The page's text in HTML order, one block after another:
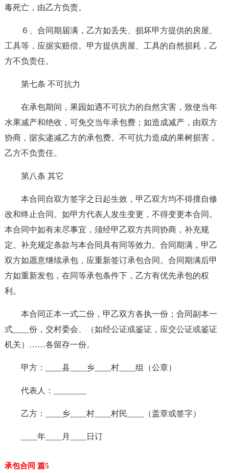
毒死亡，由乙方负责。
６、合同期届满，乙方如丢失、损坏甲方提供的房屋、
工具等，应据实赔偿。甲方提供房屋、工具的自然损耗，乙
方不负责任。
第七条 不可抗力
在承包期间，果园如遇不可抗力的自然灾害，致使当年
水果减产和绝收，可免交当年承包费；如造成减产，由双方
协商，据实递减乙方的承包费。不可抗力造成的果树损害，
乙方不负责任。
第八条 其它
本合同自双方签字之日起生效，甲乙双方均不得擅自修
改和终止合同。如甲方代表人发生变更，不得变更本合同。
本合同中如有未尽事宜，须经甲乙双方共同协商，补充规
定。补充规定条款与本合同具有同等效力。合同期满，甲乙
双方如愿意继续承包，应重新签订承包合同。合同期满后甲
方如重新发包，在同等承包条件下，乙方有优先承包的权
利。
本合同正本一式二份，甲乙双方各执一份；合同副本一
式____份，交村委会、（如经公证或鉴证，应交公证或鉴证
机关）……各留存一份。
甲方：____县____乡____村____组（公章）
代表人：________
乙方：____乡____村____村民____（盖章或签字）
____年____月____日订
承包合同 篇5